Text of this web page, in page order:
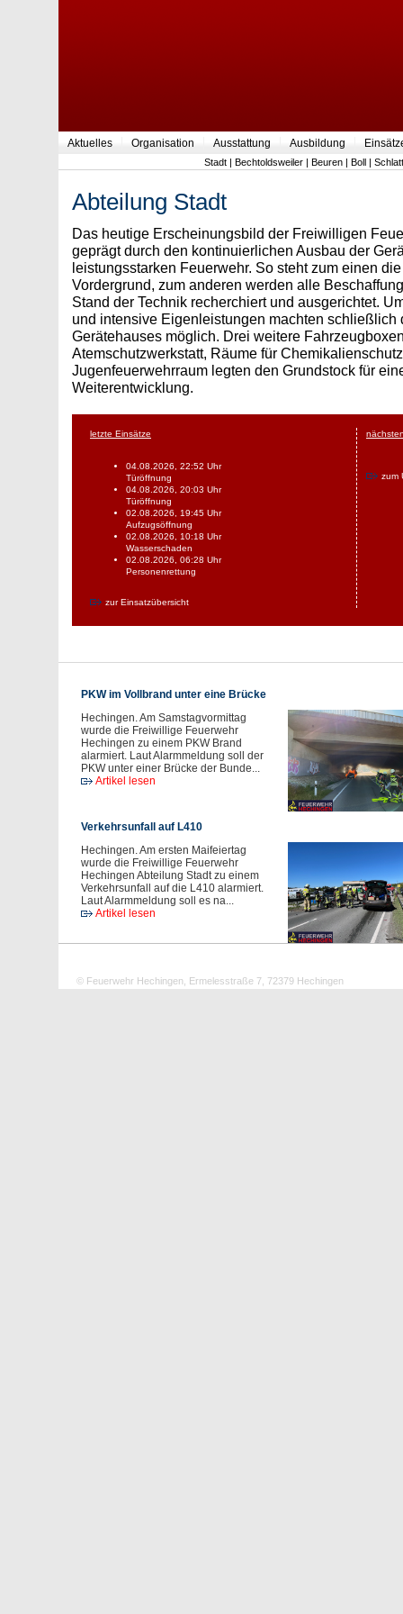
Aktuelles Organisation Ausstattung Ausbildung
Stadt | Bechtoldsweiler | Beuren | Boll | Schlatt
Abteilung Stadt
Das heutige Erscheinungsbild der Freiwilligen
geprägt durch den kontinuierlichen Ausbau der
leistungsstarken Feuerwehr. So steht zum einen
Vordergrund, zum anderen werden alle
Stand der Technik recherchiert und ausgerichtet.
und intensive Eigenleistungen machten schließlich
Gerätehauses möglich. Drei weitere
Atemschutzwerkstatt, Räume für
Jugenfeuerwehrraum legten den Grundstock für
Weiterentwicklung.
letzte Einsätze
04.08.2026, 22:52 Uhr
Türöffnung
04.08.2026, 20:03 Uhr
Türöffnung
02.08.2026, 19:45 Uhr
Aufzugsöffnung
02.08.2026, 10:18 Uhr
Wasserschaden
02.08.2026, 06:28 Uhr
Personenrettung
zur Einsatzübersicht
zum
PKW im Vollbrand unter eine Brücke
Hechingen. Am Samstagvormittag
wurde die Freiwillige Feuerwehr
Hechingen zu einem PKW Brand
alarmiert. Laut Alarmmeldung soll der
PKW unter einer Brücke der Bunde...
Artikel lesen
Verkehrsunfall auf L410
Hechingen. Am ersten Maifeiertag
wurde die Freiwillige Feuerwehr
Hechingen Abteilung Stadt zu einem
Verkehrsunfall auf die L410 alarmiert.
Laut Alarmmeldung soll es na...
Artikel lesen
© Feuerwehr Hechingen, Ermelesstraße 7, 72379 Hechingen